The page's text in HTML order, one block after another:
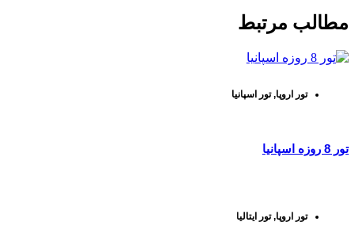
مطالب مرتبط
تور اروپا,تور اسپانیا
تور 8 روزه اسپانیا
تور اروپا,تور ایتالیا